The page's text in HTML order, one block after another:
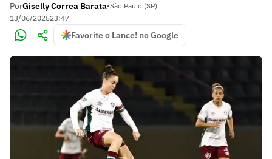
PorGiselly Correa Barata•São Paulo (SP)
13/06/202523:47
Favorite o Lance! no Google